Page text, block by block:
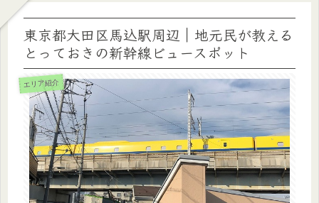
東京都大田区馬込駅周辺｜地元民が教える
とっておきの新幹線ビュースポット
エリア紹介